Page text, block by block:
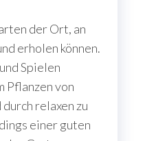
der Ort, an
erholen können.
Spielen
Pflanzen von
durch relaxen zu
einer guten